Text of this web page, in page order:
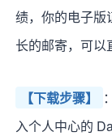
绩，你的电子版
长的邮寄，可以
【下载步骤】
入个人中心的